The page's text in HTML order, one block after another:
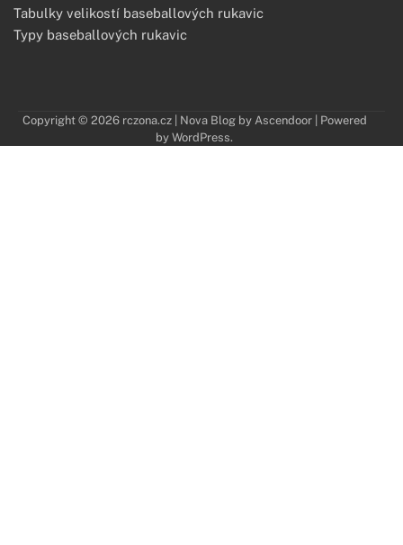
Tabulky velikostí baseballových rukavic
Typy baseballových rukavic
Copyright © 2026 rczona.cz| Nova Blog by Ascendoor| Powered
by WordPress.